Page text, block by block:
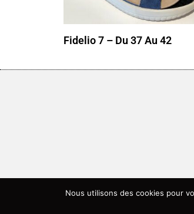
Fidelio 7 – Du 37 Au 42
Nous utilisons des cookies pour